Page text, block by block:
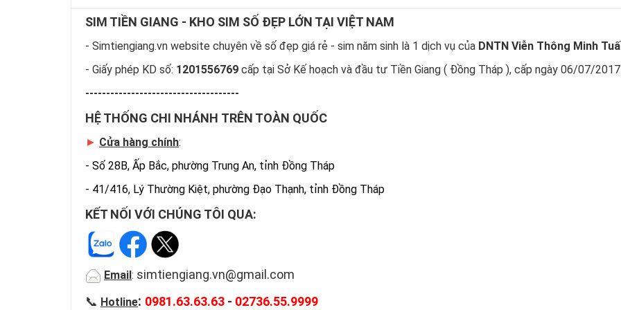
SIM TIỀN GIANG - KHO SIM SỐ ĐẸP LỚN TẠI VIỆT NAM
- Simtiengiang.vn website chuyên về số đẹp giá rẻ - sim năm sinh là 1 dịch vụ của DNTN Viễn Thông Minh
- Giấy phép KD số: 1201556769 cấp tại Sở Kế hoạch và đầu tư Tiền Giang ( Đồng Tháp ), cấp ngày 06/07/2017
-------------------------------------
HỆ THỐNG CHI NHÁNH TRÊN TOÀN QUỐC
► Cửa hàng chính:
- Số 28B, Ấp Bắc, phường Trung An, tỉnh Đồng Tháp
- 41/416, Lý Thường Kiệt, phường Đạo Thạnh, tỉnh Đồng Tháp
KẾT NỐI VỚI CHÚNG TÔI QUA:
Email: simtiengiang.vn@gmail.com
📞 Hotline: 0981.63.63.63 - 02736.55.9999